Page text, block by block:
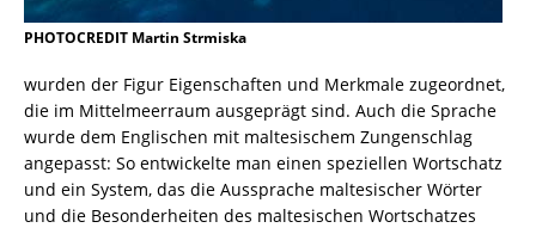
PHOTOCREDIT Martin Strmiska
wurden der Figur Eigenschaften und Merkmale zugeordnet,
die im Mittelmeerraum ausgeprägt sind. Auch die Sprache
wurde dem Englischen mit maltesischem Zungenschlag
angepasst: So entwickelte man einen speziellen Wortschatz
und ein System, das die Aussprache maltesischer Wörter
und die Besonderheiten des maltesischen Wortschatzes